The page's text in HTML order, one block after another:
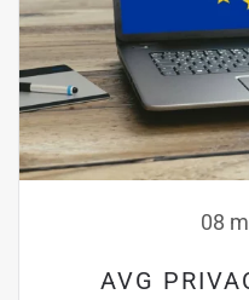
08
AVG